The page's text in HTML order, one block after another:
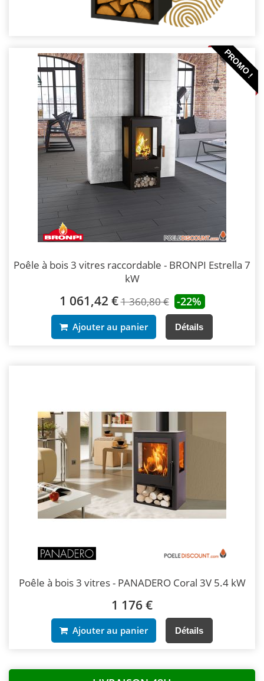
PROMO !
Poêle à bois 3 vitres raccordable - BRONPI Estrella 7
kW
1 061,42 €1 360,80 € -22%
Ajouter au panier Détails
Poêle à bois 3 vitres - PANADERO Coral 3V 5.4 kW
1 176 €
Ajouter au panier Détails